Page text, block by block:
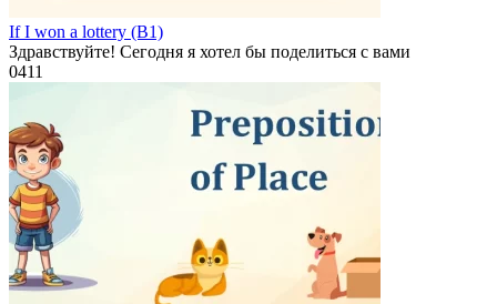
If I won a lottery (B1)
Здравствуйте! Сегодня я хотел бы поделиться с вами
0411